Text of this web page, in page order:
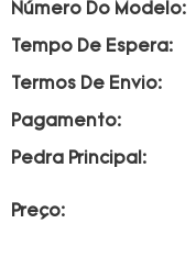
Número Do Modelo:
Tempo De Espera:
Termos De Envio:
Pagamento:
Pedra Principal:
Preço: